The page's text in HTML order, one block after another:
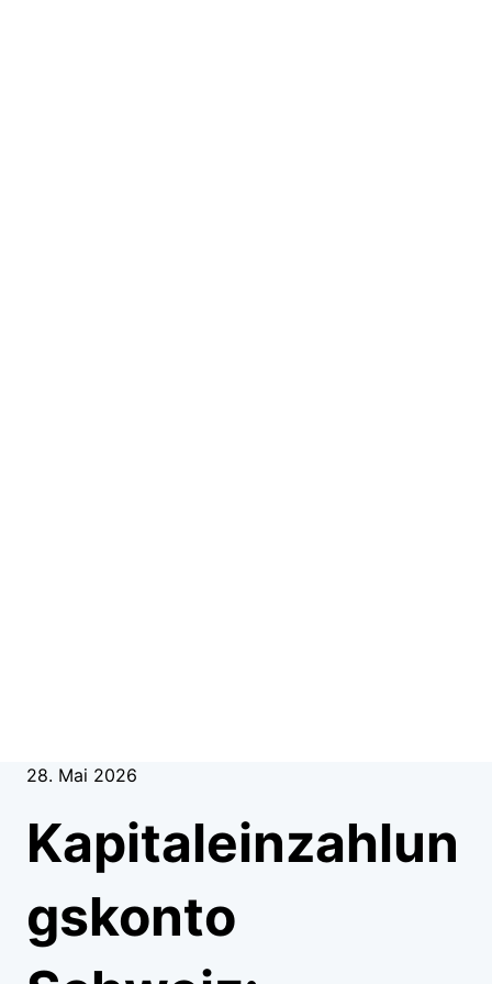
28. Mai 2026
Kapitaleinzahlun
gskonto